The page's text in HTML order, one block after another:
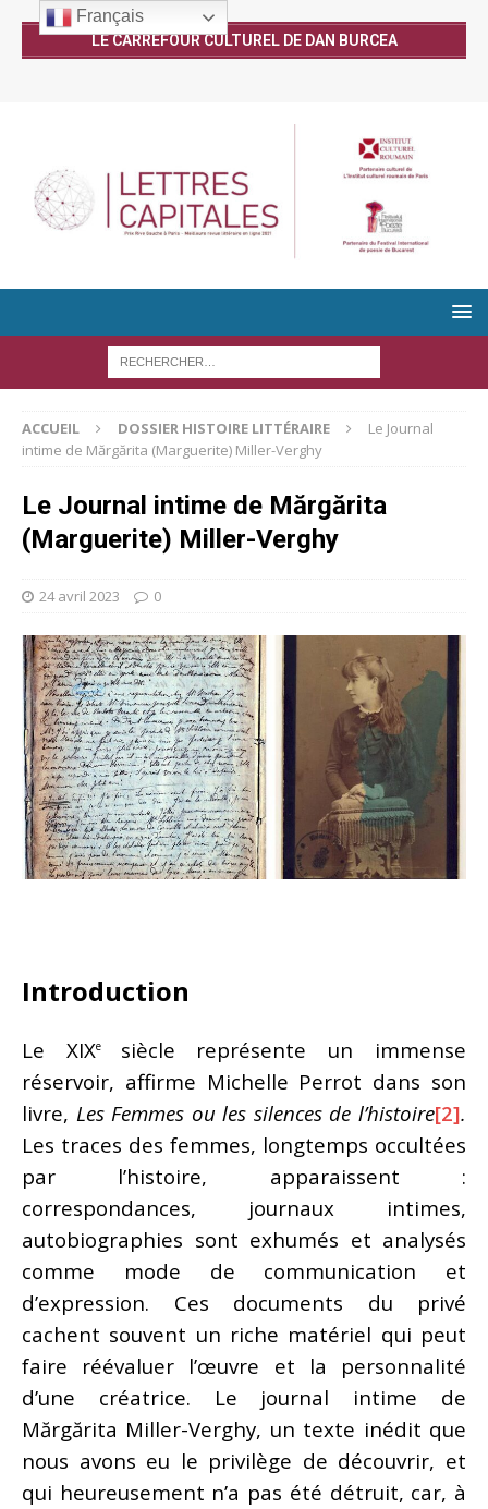
LE CARREFOUR CULTUREL DE DAN BURCEA
ACCUEIL DOSSIER HISTOIRE LITTÉRAIRE
Le Journal
intime de Mărgărita (Marguerite) Miller-Verghy
Le Journal intime de Mărgărita
(Marguerite) Miller-Verghy
24 avril 2023 0
Introduction
Le XIXe siècle représente un immense
réservoir, affirme Michelle Perrot dans son
livre, Les Femmes ou les silences de l’histoire[2].
Les traces des femmes, longtemps occultées
par l’histoire, apparaissent :
correspondances, journaux intimes,
autobiographies sont exhumés et analysés
comme mode de communication et
d’expression. Ces documents du privé
cachent souvent un riche matériel qui peut
faire réévaluer l’œuvre et la personnalité
d’une créatrice. Le journal intime de
Mărgărita Miller-Verghy, un texte inédit que
nous avons eu le privilège de découvrir, et
qui heureusement n’a pas été détruit, car, à
Français